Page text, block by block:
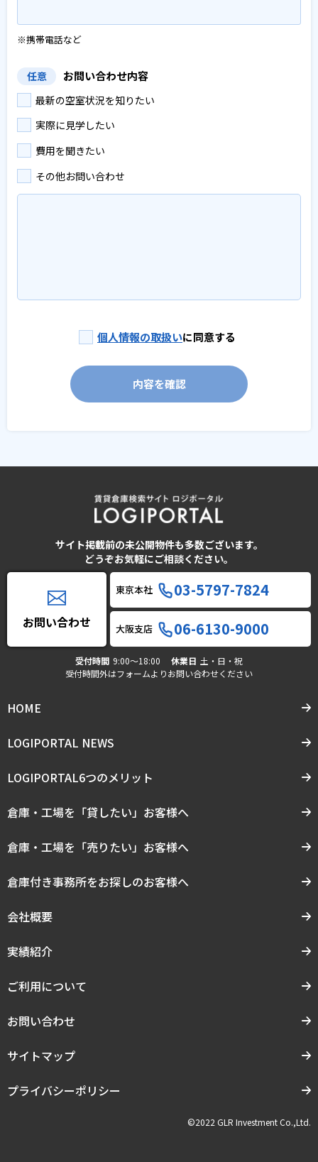
※携帯電話など
任意 お問い合わせ内容
最新の空室状況を知りたい
実際に見学したい
費用を聞きたい
その他お問い合わせ
個人情報の取扱いに同意する
内容を確認
サイト掲載前の未公開物件も多数ございます。
どうぞお気軽にご相談ください。
お問い合わせ
東京本社 03-5797-7824
大阪支店 06-6130-9000
受付時間 9:00〜18:00 休業日 土・日・祝
受付時間外はフォームよりお問い合わせください
HOME
LOGIPORTAL NEWS
LOGIPORTAL6つのメリット
倉庫・工場を「貸したい」お客様へ
倉庫・工場を「売りたい」お客様へ
倉庫付き事務所をお探しのお客様へ
会社概要
実績紹介
ご利用について
お問い合わせ
サイトマップ
プライバシーポリシー
©2022 GLR Investment Co.,Ltd.